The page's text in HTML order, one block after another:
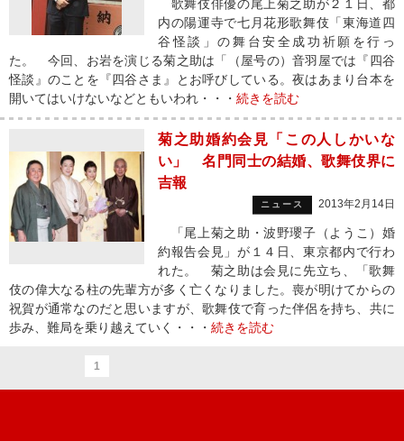
歌舞伎俳優の尾上菊之助が２１日、都
内の陽運寺で七月花形歌舞伎「東海道四
谷怪談」の舞台安全成功祈願を行っ
た。 今回、お岩を演じる菊之助は「（屋号の）音羽屋では『四谷
怪談』のことを『四谷さま』とお呼びしている。夜はあまり台本を
開いてはいけないなどともいわれ・・・ 続きを読む
菊之助婚約会見「この人しかいな
い」 名門同士の結婚、歌舞伎界に
吉報
ニュース 2013年2月14日
「尾上菊之助・波野瓔子（ようこ）婚
約報告会見」が１４日、東京都内で行わ
れた。 菊之助は会見に先立ち、「歌舞
伎の偉大なる柱の先輩方が多く亡くなりました。喪が明けてからの
祝賀が通常なのだと思いますが、歌舞伎で育った伴侶を持ち、共に
歩み、難局を乗り越えていく・・・ 続きを読む
1